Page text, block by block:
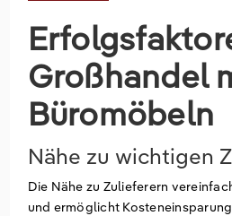
Großhandel
Büromöbeln
Nähe zu wichtigen
Die Nähe zu Zulieferern
und ermöglicht